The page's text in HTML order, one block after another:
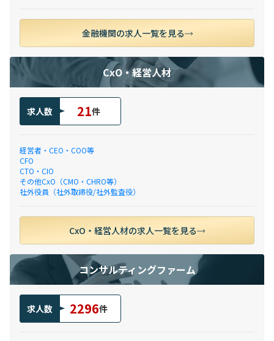
金融機関の求人一覧を見る
CxO・経営人材
求人数 21件
経営者・CEO・COO等
CFO
CTO・CIO
その他CxO（CMO・CHRO等）
社外役員（社外取締役/社外監査役）
CxO・経営人材の求人一覧を見る
コンサルティングファーム
求人数 2296件